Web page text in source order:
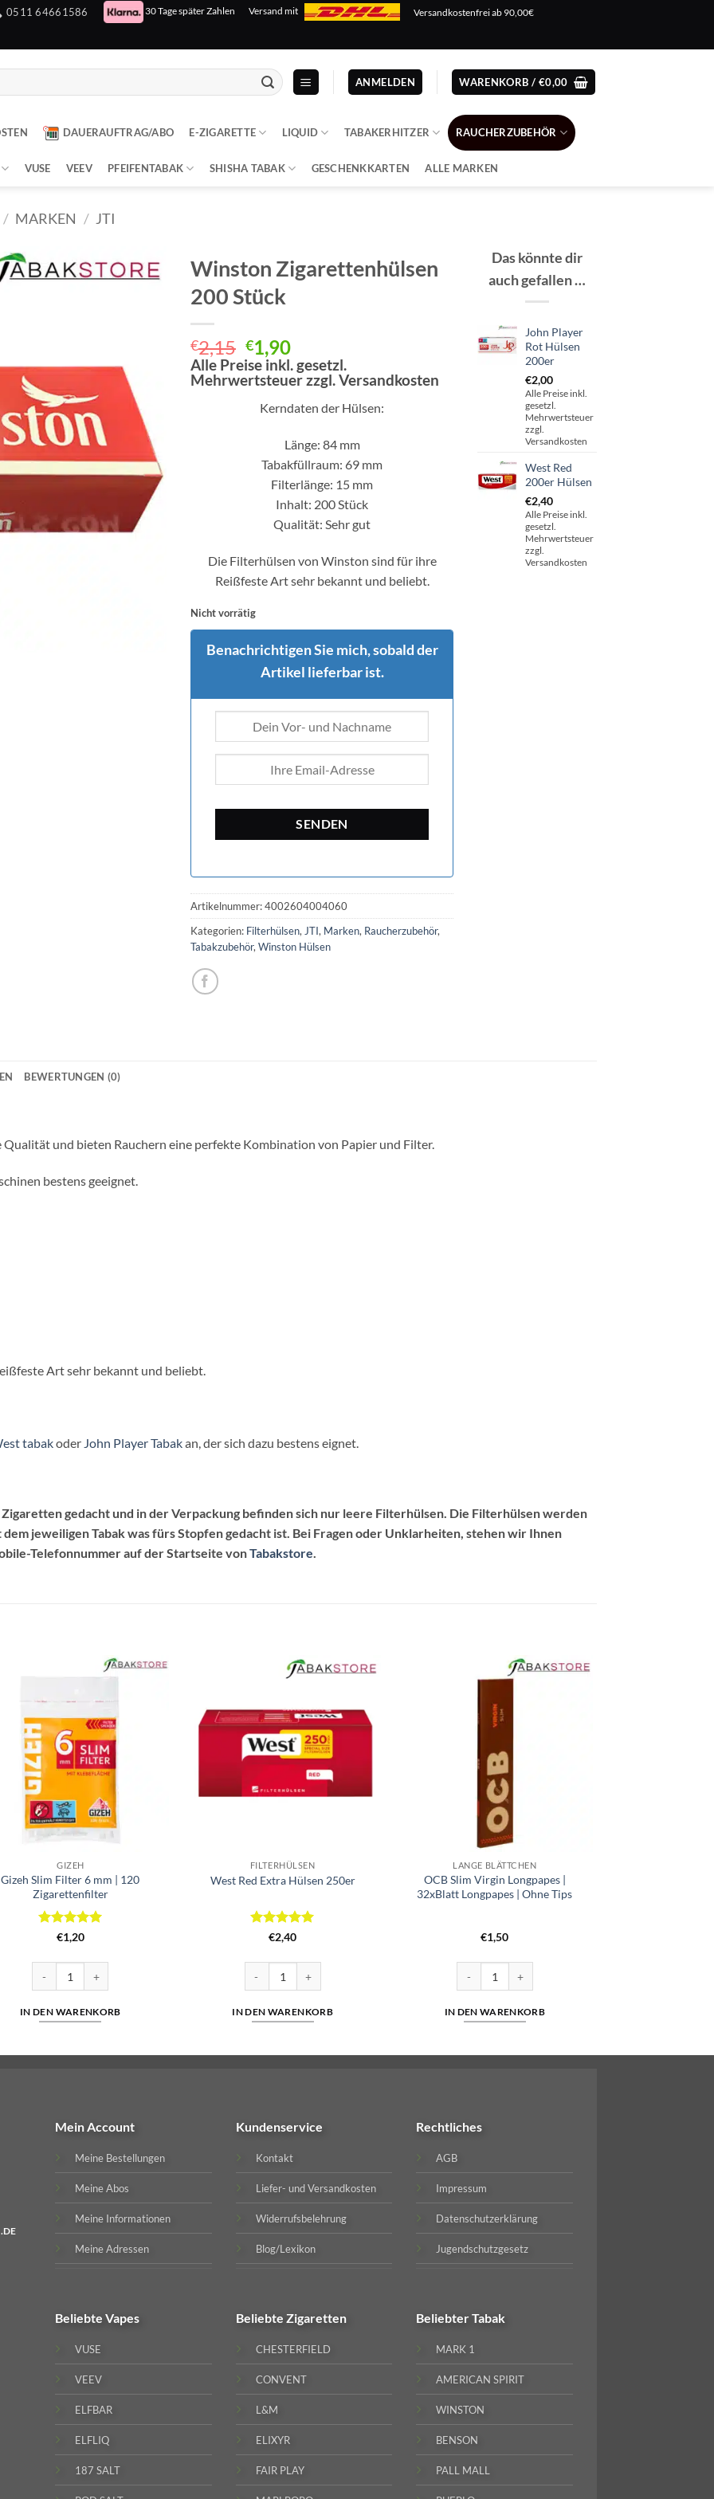
0511 64661586 30 Tage später Zahlen Versand mit Versandkostenfrei ab 90,00€
ANMELDEN WARENKORB / €0,00
DAUERAUFTRAG/ABO E-ZIGARETTE LIQUID TABAKERHITZER RAUCHERZUBEHÖR
VUSE VEEV PFEIFENTABAK SHISHA TABAK GESCHENKKARTEN ALLE MARKEN
/ MARKEN / JTI
Winston Zigarettenhülsen
200 Stück
€2,15 Ursprünglicher
Preis
war:
€2,15
€1,90Aktueller
Preis
ist:
€1,90.
Alle Preise inkl. gesetzl.
Mehrwertsteuer zzgl. Versandkosten
Kerndaten der Hülsen:
Länge: 84 mm
Tabakfüllraum: 69 mm
Filterlänge: 15 mm
Inhalt: 200 Stück
Qualität: Sehr gut
Die Filterhülsen von Winston sind für ihre
Reißfeste Art sehr bekannt und beliebt.
Nicht vorrätig
Benachrichtigen Sie mich, sobald der
Artikel lieferbar ist.
Artikelnummer:4002604004060
Kategorien: Filterhülsen, JTI, Marken, Raucherzubehör,
Tabakzubehör, Winston Hülsen
Das könnte dir
auch gefallen …
John Player
Rot Hülsen
200er
€2,00
Alle Preise inkl.
gesetzl.
Mehrwertsteuer
zzgl.
Versandkosten
West Red
200er Hülsen
€2,40
Alle Preise inkl.
gesetzl.
Mehrwertsteuer
zzgl.
Versandkosten
BEWERTUNGEN (0)
und bieten Rauchern eine perfekte Kombination von Papier und Filter.
bestens geeignet.
Art sehr bekannt und beliebt.
tabakoder John Player Tabakan, der sich dazu bestens eignet.
gedacht und in der Verpackung befinden sich nur leere Filterhülsen. Die Filterhülsen werden
jeweiligen Tabak was fürs Stopfen gedacht ist. Bei Fragen oder Unklarheiten, stehen wir Ihnen
Telefonnummer auf der Startseite vonTabakstore.
GIZEH
Gizeh Slim Filter 6 mm | 120
Zigarettenfilter
Bewertet
5
€1,20
IN DEN WARENKORB
FILTERHÜLSEN
West Red Extra Hülsen 250er
Bewertet
5
€2,40
IN DEN WARENKORB
LANGE BLÄTTCHEN
OCB Slim Virgin Longpapes |
32xBlatt Longpapes | Ohne Tips
€1,50
IN DEN WARENKORB
Mein Account
Meine Bestellungen
Meine Abos
Meine Informationen
Meine Adressen
Kundenservice
Kontakt
Liefer- und Versandkosten
Widerrufsbelehrung
Blog/Lexikon
Rechtliches
AGB
Impressum
Datenschutzerklärung
Jugendschutzgesetz
BeliebteVapes
VUSE
VEEV
ELFBAR
ELFLIQ
187 SALT
Beliebte Zigaretten
CHESTERFIELD
CONVENT
L&M
ELIXYR
FAIR PLAY
BeliebterTabak
MARK 1
AMERICAN SPIRIT
WINSTON
BENSON
PALL MALL